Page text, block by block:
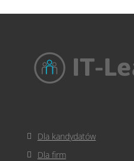
Dla kandydatów
Dla firm